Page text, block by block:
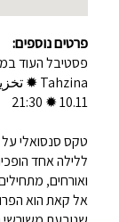
פרטים נוספים:
פסטיבל העוד
Tahzina ✹ تخزينة ✹ תכזינה
10.11 ✹ 21:30
טקס סנסואלי
ללילה אחד
ואורחים,
אל קאת הוא